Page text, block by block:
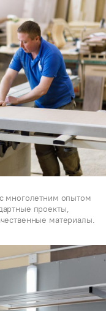
многолетним опытом
проекты,
материалы.